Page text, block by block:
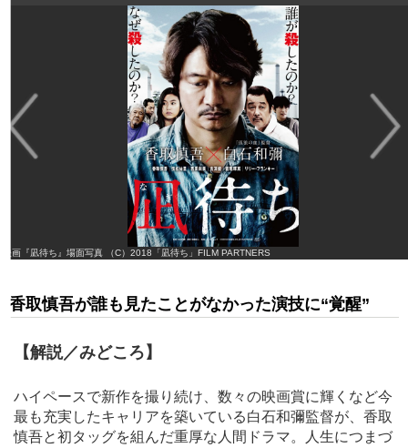
映画『凪待ち』場面写真 （C）2018「凪待ち」FILM PARTNERS
香取慎吾が誰も見たことがなかった演技に“覚醒”
【解説／みどころ】
ハイペースで新作を撮り続け、数々の映画賞に輝くなど今
最も充実したキャリアを築いている白石和彌監督が、香取
慎吾と初タッグを組んだ重厚な人間ドラマ。人生につまづ